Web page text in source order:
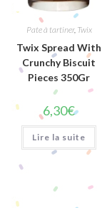
Pate à tartiner, Twix
Twix Spread With
Crunchy Biscuit
Pieces 350Gr
6,30€
Lire la suite